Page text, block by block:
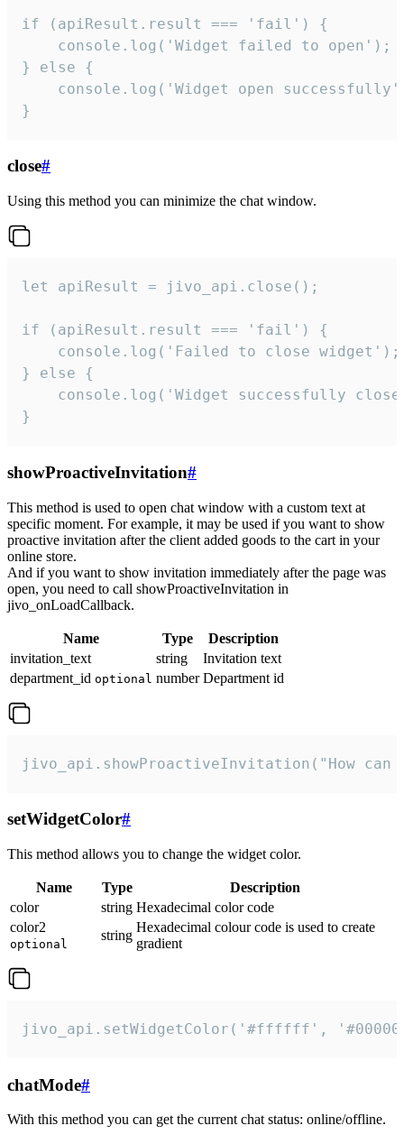
if (apiResult.result === 'fail') {
    console.log('Widget failed to open');
} else {
console.log('Widget open
}
close#
Using this method you can minimize the chat window.
let apiResult = jivo_api.close();
if (apiResult.result === 'fail') {
    console.log('Failed to close widget');
} else {
console.log('Widget successfully
}
showProactiveInvitation#
This method is used to open chat window with a custom text at
specific moment. For example, it may be used if you want to show
proactive invitation after the client added goods to the cart in your
online store.
And if you want to show invitation immediately after the page was
open, you need to call showProactiveInvitation in
jivo_onLoadCallback.
Name Type
Description
invitation_text
string
Invitation text
department_id optional number Department id
jivo_api.showProactiveInvitation("How
setWidgetColor#
This method allows you to change the widget color.
Name Type
Description
color
string Hexadecimal color code
color2
optional
string
Hexadecimal colour code is used to create
gradient
jivo_api.setWidgetColor('#ffffff',
chatMode#
With this method you can get the current chat status: online/offline.